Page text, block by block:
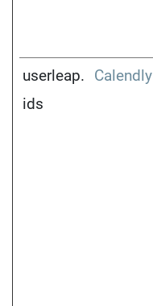
userleap.
ids
Calendly